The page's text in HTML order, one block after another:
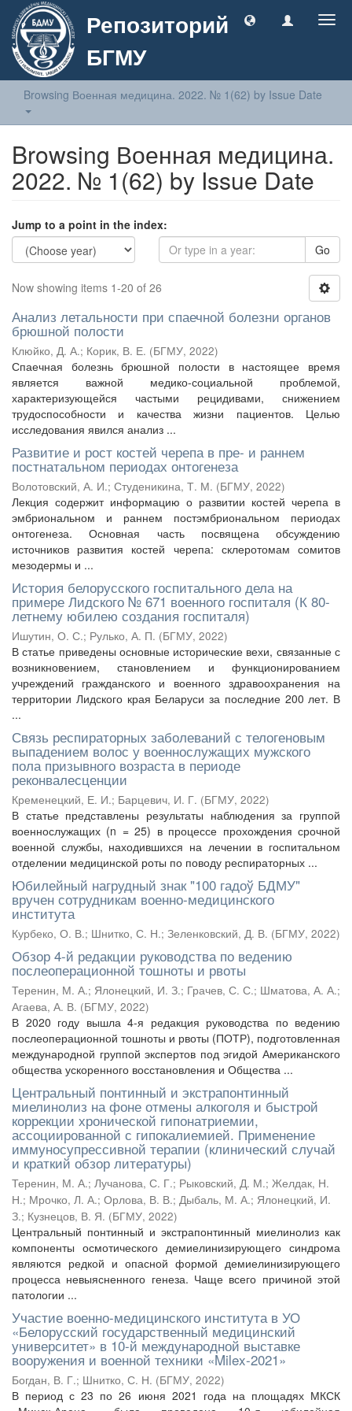
Репозиторий
БГМУ
Browsing Военная медицина. 2022. № 1(62) by Issue Date
Browsing Военная медицина.
2022. № 1(62) by Issue Date
Jump to a point in the index:
Go
Now showing items 1-20 of 26
Анализ летальности при спаечной болезни органов
брюшной полости
Клюйко, Д. А.; Корик, В. Е. (БГМУ, 2022)
Спаечная болезнь брюшной полости в настоящее время
является важной медико-социальной проблемой,
характеризующейся частыми рецидивами, снижением
трудоспособности и качества жизни пациентов. Целью
исследования явился анализ ...
Развитие и рост костей черепа в пре- и раннем
постнатальном периодах онтогенеза
Волотовский, А. И.; Студеникина, Т. М. (БГМУ, 2022)
Лекция содержит информацию о развитии костей черепа в
эмбриональном и раннем постэмбриональном периодах
онтогенеза. Основная часть посвящена обсуждению
источников развития костей черепа: склеротомам сомитов
мезодермы и ...
История белорусского госпитального дела на
примере Лидского № 671 военного госпиталя (К 80-
летнему юбилею создания госпиталя)
Ишутин, О. С.; Рулько, А. П. (БГМУ, 2022)
В статье приведены основные исторические вехи, связанные с
возникновением, становлением и функционированием
учреждений гражданского и военного здравоохранения на
территории Лидского края Беларуси за последние 200 лет. В
...
Связь респираторных заболеваний с телогеновым
выпадением волос у военнослужащих мужского
пола призывного возраста в периоде
реконвалесценции
Кременецкий, Е. И.; Барцевич, И. Г. (БГМУ, 2022)
В статье представлены результаты наблюдения за группой
военнослужащих (n = 25) в процессе прохождения срочной
военной службы, находившихся на лечении в госпитальном
отделении медицинской роты по поводу респираторных ...
Юбилейный нагрудный знак "100 гадоў БДМУ"
вручен сотрудникам военно-медицинского
института
Курбеко, О. В.; Шнитко, С. Н.; Зеленковский, Д. В. (БГМУ, 2022)
Обзор 4-й редакции руководства по ведению
послеоперационной тошноты и рвоты
Теренин, М. А.; Ялонецкий, И. З.; Грачев, С. С.; Шматова, А. А.;
Агаева, А. В. (БГМУ, 2022)
В 2020 году вышла 4-я редакция руководства по ведению
послеоперационной тошноты и рвоты (ПОТР), подготовленная
международной группой экспертов под эгидой Американского
общества ускоренного восстановления и Общества ...
Центральный понтинный и экстрапонтинный
миелинолиз на фоне отмены алкоголя и быстрой
коррекции хронической гипонатриемии,
ассоциированной с гипокалиемией. Применение
иммуносупрессивной терапии (клинический случай
и краткий обзор литературы)
Теренин, М. А.; Лучанова, С. Г.; Рыковский, Д. М.; Желдак, Н.
Н.; Мрочко, Л. А.; Орлова, В. В.; Дыбаль, М. А.; Ялонецкий, И.
З.; Кузнецов, В. Я. (БГМУ, 2022)
Центральный понтинный и экстрапонтинный миелинолиз как
компоненты осмотического демиелинизирующего синдрома
являются редкой и опасной формой демиелинизирующего
процесса невыясненного генеза. Чаще всего причиной этой
патологии ...
Участие военно-медицинского института в УО
«Белорусский государственный медицинский
университет» в 10-й международной выставке
вооружения и военной техники «Milex-2021»
Богдан, В. Г.; Шнитко, С. Н. (БГМУ, 2022)
В период с 23 по 26 июня 2021 года на площадях МКСК